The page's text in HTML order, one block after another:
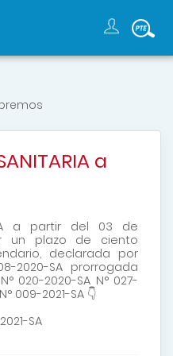
a
a partir del 03 de
un plazo de ciento
declarada por
2020-SA prorrogada
020-2020-SA N° 027-
009-2021-SA 👇
SA